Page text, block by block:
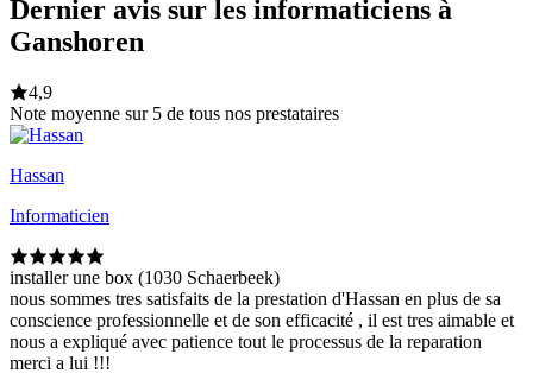
Dernier avis sur les informaticiens à
Ganshoren
4,9
Note moyenne sur 5 de tous nos prestataires
Hassan
Informaticien
installer une box (1030 Schaerbeek)
nous sommes tres satisfaits de la prestation d'Hassan en plus de sa
conscience professionnelle et de son efficacité , il est tres aimable et
nous a expliqué avec patience tout le processus de la reparation
merci a lui !!!